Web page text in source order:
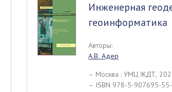
Инженерная
геоинформатика
Авторы:
А.В. Адер
– Москва : УМЦ ЖДТ,
– ISBN 978-5-907695-